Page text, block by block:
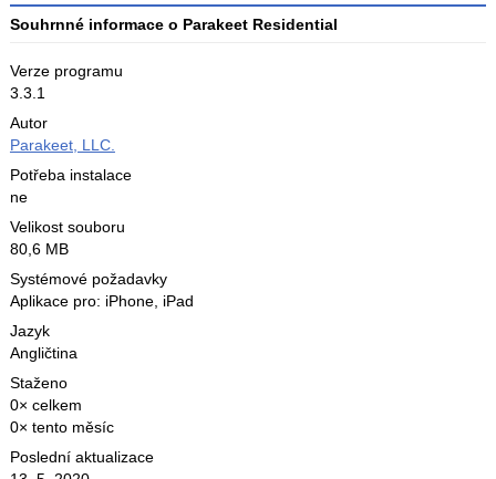
Souhrnné informace o Parakeet Residential
Verze programu
3.3.1
Autor
Parakeet, LLC.
Potřeba instalace
ne
Velikost souboru
80,6 MB
Systémové požadavky
Aplikace pro: iPhone, iPad
Jazyk
Angličtina
Staženo
0× celkem
0× tento měsíc
Poslední aktualizace